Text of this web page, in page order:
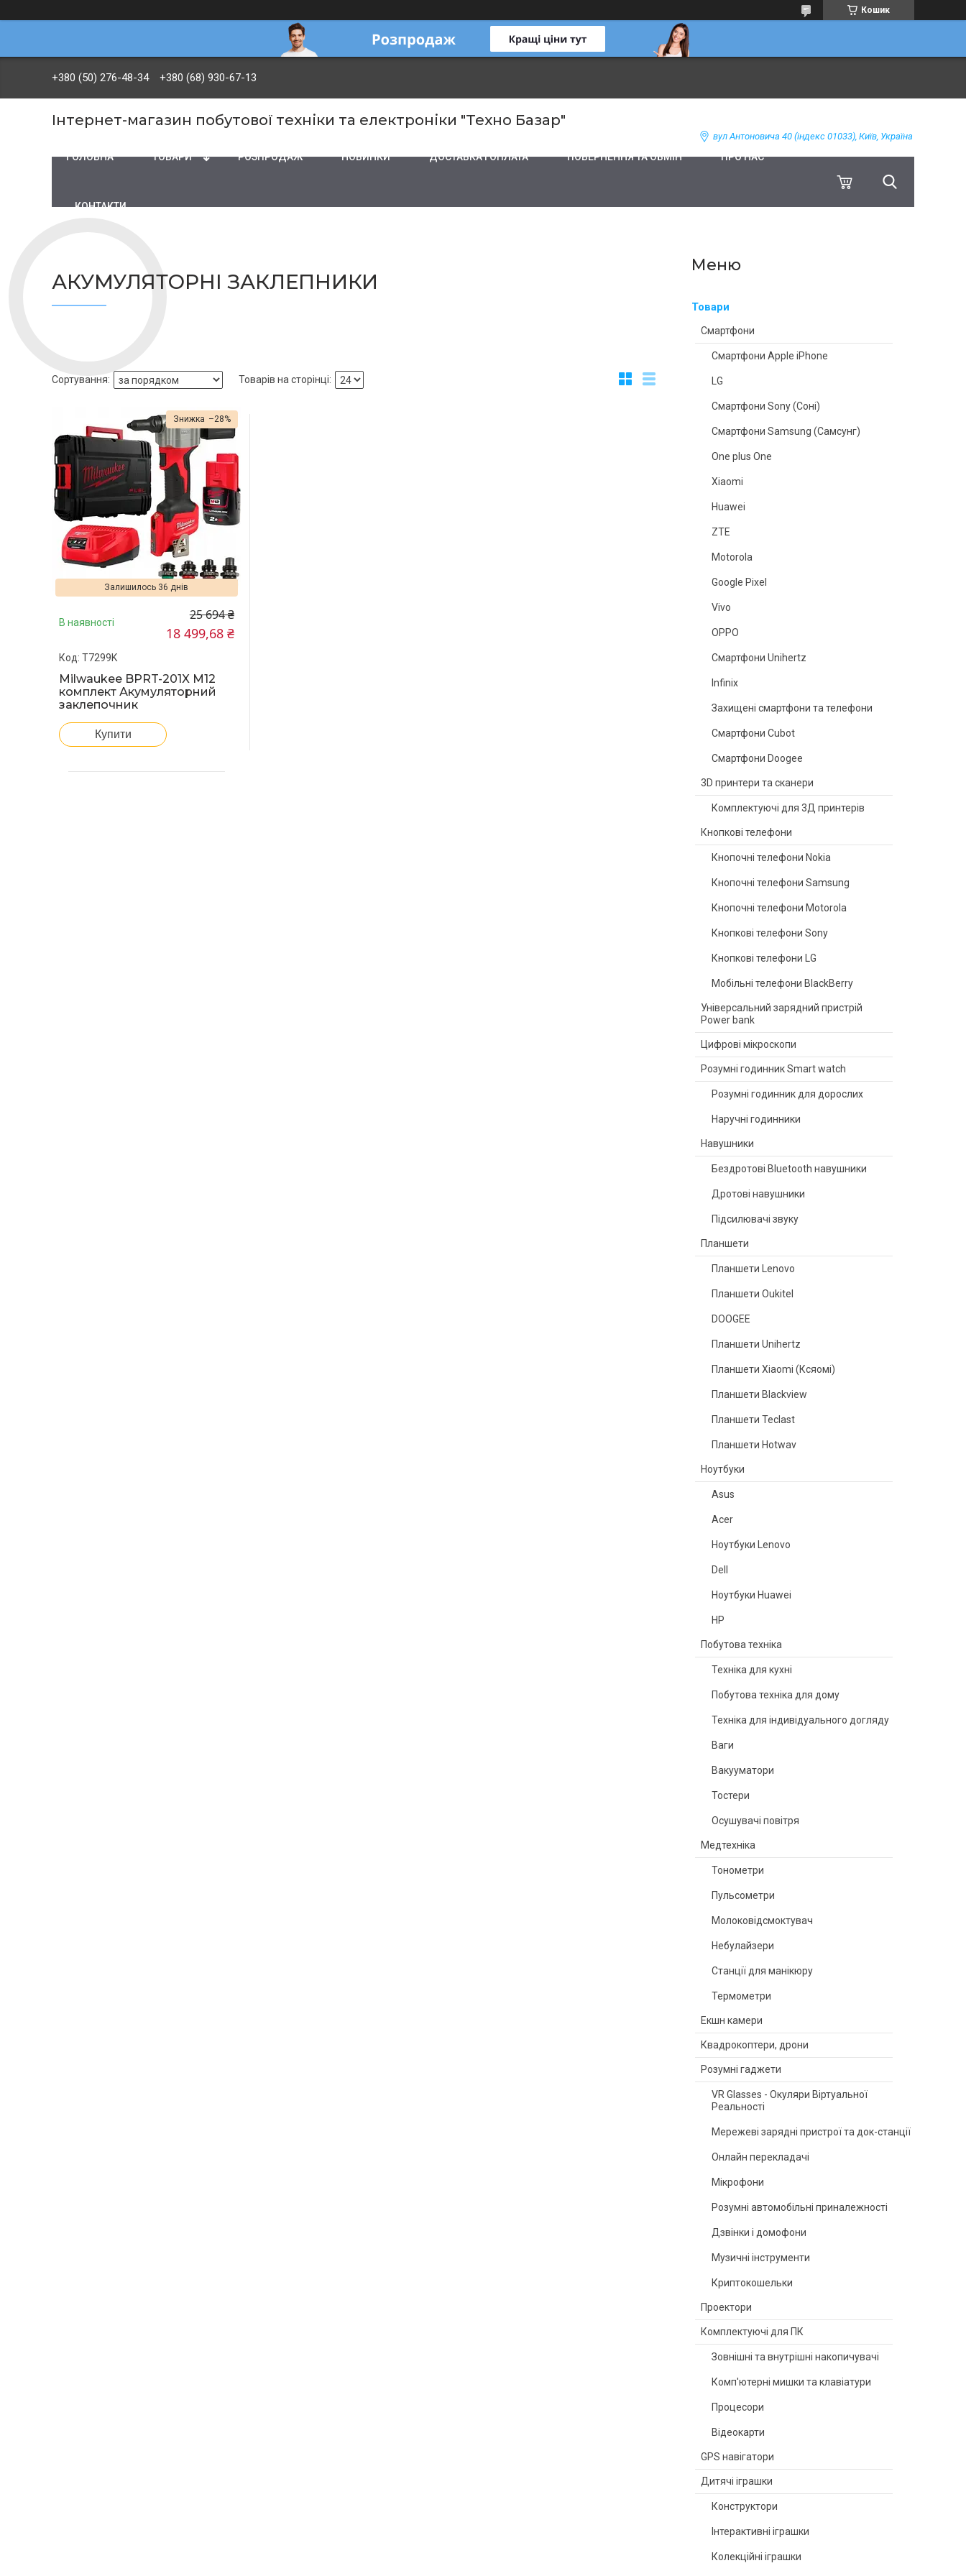
Кошик
+380 (50) 276-48-34 +380 (68) 930-67-13
Інтернет-магазин побутової техніки та електроніки "Техно Базар"
вул Антоновича 40 (індекс 01033), Київ, Україна
ГОЛОВНА ТОВАРИ PОЗПРОДАЖ НОВИНКИ ДОСТАВКА І ОПЛАТА ПОВЕРНЕННЯ ТА ОБМІН ПРО НАС
КОНТАКТИ
Товари
Смартфони
Смартфони Apple iPhone
LG
Смартфони Sony (Соні)
Смартфони Samsung (Самсунг)
One plus One
Xiaomi
Huawei
ZTE
Motorola
Google Pixel
Vivo
OPPO
Смартфони Unihertz
Infinix
Захищені смартфони та телефони
Смартфони Cubot
Смартфони Doogee
3D принтери та сканери
Комплектуючі для 3Д принтерів
Кнопкові телефони
Кнопочні телефони Nokia
Кнопочні телефони Samsung
Кнопочні телефони Motorola
Кнопкові телефони Sony
Кнопкові телефони LG
Мобільні телефони BlackBerry
Універсальний зарядний пристрій
Power bank
Цифрові мікроскопи
Розумні годинник Smart watch
Розумні годинник для дорослих
Наручні годинники
Навушники
Бездротові Bluetooth навушники
Дротові навушники
Підсилювачі звуку
Планшети
Планшети Lenovo
Планшети Oukitel
DOOGEE
Планшети Unihertz
Планшети Xiaomi (Ксяомі)
Планшети Blackview
Планшети Teclast
Планшети Hotwav
Ноутбуки
Asus
Acer
Ноутбуки Lenovo
Dell
Ноутбуки Huawei
HP
Побутова техніка
Техніка для кухні
Побутова техніка для дому
Техніка для індивідуального догляду
Ваги
Вакууматори
Тостери
Осушувачі повітря
Медтехніка
Тонометри
Пульсометри
Молоковідсмоктувач
Небулайзери
Станції для манікюру
Термометри
Екшн камери
Квадрокоптери, дрони
Розумні гаджети
VR Glasses - Окуляри Віртуальної
Реальності
Мережеві зарядні пристрої та док-станції
Онлайн перекладачі
Мікрофони
Розумні автомобільні приналежності
Дзвінки і домофони
Музичні інструменти
Криптокошельки
Проектори
Комплектуючі для ПК
Зовнішні та внутрішні накопичувачі
Комп'ютерні мишки та клавіатури
Процесори
Відеокарти
GPS навігатори
Дитячі іграшки
Конструктори
Інтерактивні іграшки
Колекційні іграшки
АКУМУЛЯТОРНІ ЗАКЛЕПНИКИ
–28%
Залишилось 36 днів
В наявності 25 694 ₴
18 499,68 ₴
T7299K
Milwaukee BPRT-201X M12
комплект Акумуляторний
заклепочник
Купити